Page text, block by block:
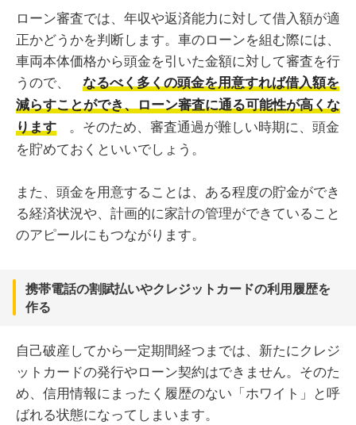
ローン審査では、年収や返済能力に対して借入額が適
正かどうかを判断します。車のローンを組む際には、
車両本体価格から頭金を引いた金額に対して審査を行
うので、
なるべく多くの頭金を用意すれば借入額を
減らすことができ、ローン審査に通る可能性が高くな
ります
。そのため、審査通過が難しい時期に、頭金
を貯めておくといいでしょう。
また、頭金を用意することは、ある程度の貯金ができ
る経済状況や、計画的に家計の管理ができていること
のアピールにもつながります。
携帯電話の割賦払いやクレジットカードの利用履歴を
作る
自己破産してから一定期間経つまでは、新たにクレジ
ットカードの発行やローン契約はできません。そのた
め、信用情報にまったく履歴のない「ホワイト」と呼
ばれる状態になってしまいます。